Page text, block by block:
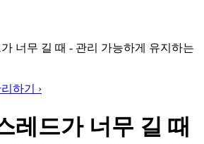
너무 길 때 - 관리 가능하게 유지하는
하기 ›
레드가 너무 길 때